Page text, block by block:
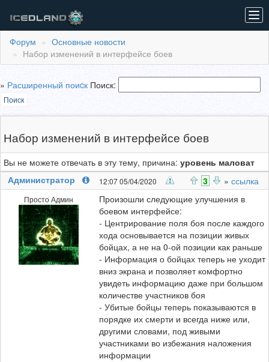
Форум
Основные новости
Набор изменений в интерфейсе боев
» Расширенный поиcк Поиск:
Поиск
Набор изменений в интерфейсе боев
Вы не можете отвечать в эту тему, причина: уровень маловат
Администратор
12:07 05/04/2020 3 » ссылка
Просто Админ
Произошли следующие улучшения в
боевом интерфейсе:
- Центрирование поля боя после каждого
хода основывается на позиции живых
бойцах, а не на 0-ой позиции как раньше
- Информация о бойцах теперь не уходит
вниз экрана и позволяет комфортно
увидеть информацию даже при большом
количестве участников боя
- Убитые бойцы теперь показываются в
порядке их смерти и всегда ниже или,
другими словами, под живыми
участниками во избежания наложения
информации